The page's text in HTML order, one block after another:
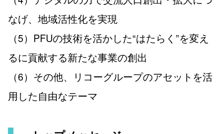
なげ、地域活性化を実現
（5）PFUの技術を活かした“はたらく”を変え
るに貢献する新たな事業の創出
（6）その他、リコーグループのアセットを活
用した自由なテーマ